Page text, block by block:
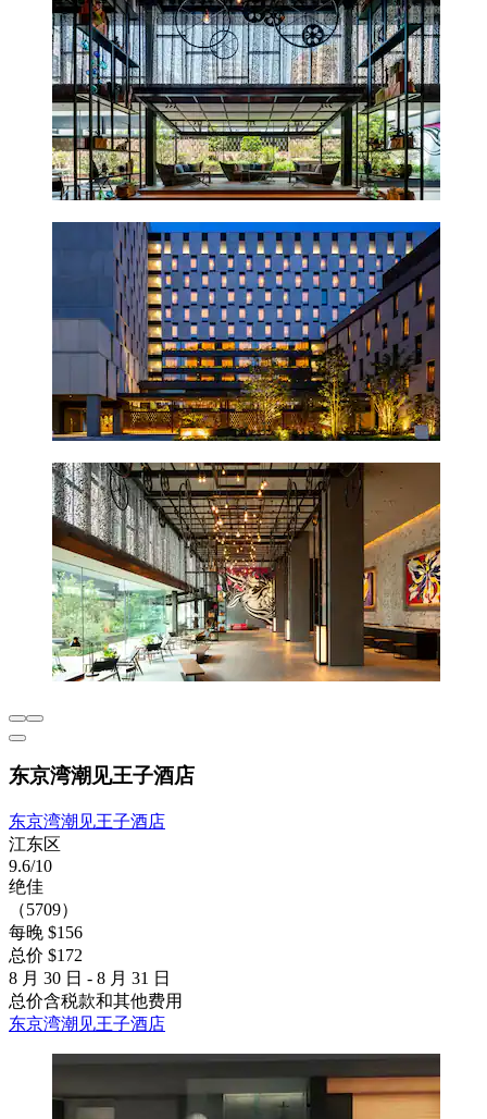
东京湾潮见王子酒店
东京湾潮见王子酒店
江东区
9.6/10
绝佳
（5709）
每晚 $156
总价 $172
8 月 30 日 - 8 月 31 日
总价含税款和其他费用
东京湾潮见王子酒店